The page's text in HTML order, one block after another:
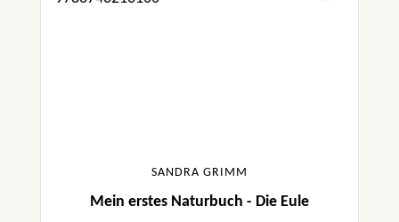
SANDRA GRIMM
Mein erstes Naturbuch - Die Eule